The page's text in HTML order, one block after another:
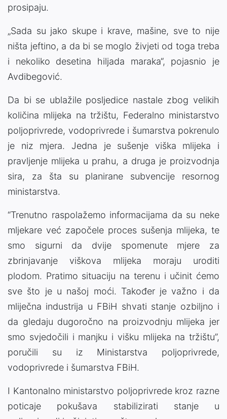
prosipaju.
„Sada su jako skupe i krave, mašine, sve to nije
ništa jeftino, a da bi se moglo živjeti od toga treba
i nekoliko desetina hiljada maraka“, pojasnio je
Avdibegović.
Da bi se ublažile posljedice nastale zbog velikih
količina mlijeka na tržištu, Federalno ministarstvo
poljoprivrede, vodoprivrede i šumarstva pokrenulo
je niz mjera. Jedna je sušenje viška mlijeka i
pravljenje mlijeka u prahu, a druga je proizvodnja
sira, za šta su planirane subvencije resornog
ministarstva.
“Trenutno raspolažemo informacijama da su neke
mljekare već započele proces sušenja mlijeka, te
smo sigurni da dvije spomenute mjere za
zbrinjavanje viškova mlijeka moraju uroditi
plodom. Pratimo situaciju na terenu i učinit ćemo
sve što je u našoj moći. Također je važno i da
mliječna industrija u FBiH shvati stanje ozbiljno i
da gledaju dugoročno na proizvodnju mlijeka jer
smo svjedočili i manjku i višku mlijeka na tržištu”,
poručili su iz Ministarstva poljoprivrede,
vodoprivrede i šumarstva FBiH.
I Kantonalno ministarstvo poljoprivrede kroz razne
poticaje pokušava stabilizirati stanje u